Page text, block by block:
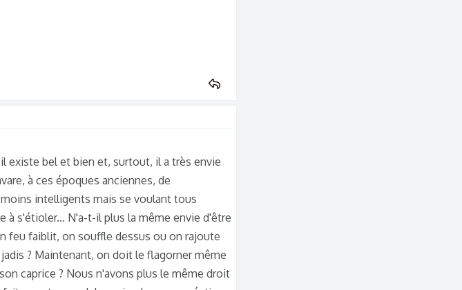
existe bel et bien et, surtout, il a très envie
à ces époques anciennes, de
intelligents mais se voulant tous
à s'étioler... N'a-t-il plus la même envie d'être
feu faiblit, on souffle dessus ou on rajoute
? Maintenant, on doit le flagorner même
caprice ? Nous n'avons plus le même droit